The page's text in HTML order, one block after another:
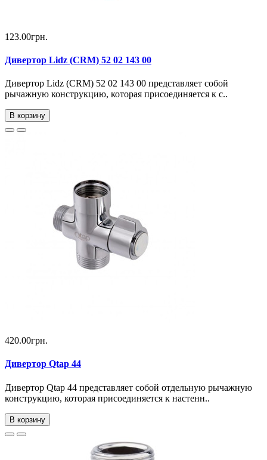
123.00грн.
Дивертор Lidz (CRM) 52 02 143 00
Дивертор Lidz (CRM) 52 02 143 00 представляет собой
рычажную конструкцию, которая присоединяется к с..
В корзину
420.00грн.
Дивертор Qtap 44
Дивертор Qtap 44 представляет собой отдельную рычажную
конструкцию, которая присоединяется к настенн..
В корзину